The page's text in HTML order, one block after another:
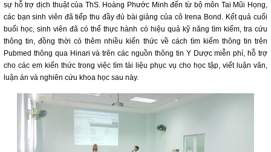
sự hỗ trợ dịch thuật của ThS. Hoàng Phước Minh đến từ bộ môn Tai Mũi Họng,
các bạn sinh viên đã tiếp thu đầy đủ bài giảng của cô Irena Bond. Kết quả cuối
buổi học, sinh viên đã có thể thực hành có hiệu quả kỹ năng tìm kiếm, tra cứu
thông tin, đồng thời có thêm nhiều kiến thức về cách tìm kiếm thông tin trên
Pubmed thông qua Hinari và trên các nguồn thông tin Y Dược miễn phí, hỗ trợ
cho các em kiến thức trong việc tìm tài liệu phục vụ cho học tập, viết luận văn,
luận án và nghiên cứu khoa học sau này.